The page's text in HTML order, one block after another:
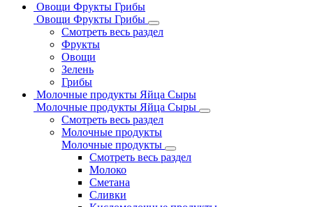
Овощи Фрукты Грибы
Овощи Фрукты Грибы
Смотреть весь раздел
Фрукты
Овощи
Зелень
Грибы
Молочные продукты Яйца Сыры
Молочные продукты Яйца Сыры
Смотреть весь раздел
Молочные продукты
Молочные продукты
Смотреть весь раздел
Молоко
Сметана
Сливки